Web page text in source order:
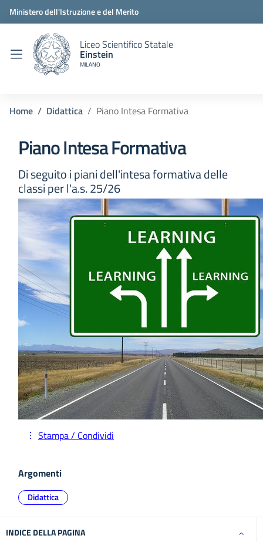
Ministero dell'Istruzione e del Merito
Liceo Scientifico Statale
Einstein
MILANO
Home Didattica Piano Intesa Formativa
Piano Intesa Formativa
Di seguito i piani dell'intesa formativa delle
classi per l'a.s. 25/26
Stampa / Condividi
Argomenti
Didattica
INDICE DELLA PAGINA